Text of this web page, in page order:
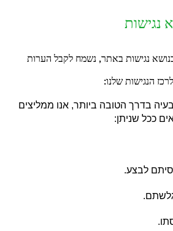
נגישות
נגישות באתר,נשמח לקבל הערות
הנגישות שלנו:
בדרך הטובה ביותר,אנו ממליצים
ככל שניתן:
לבצע.
.
.